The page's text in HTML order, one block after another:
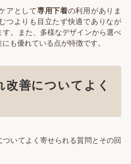
アとして専用下着の利用がありま
つよりも目立たず快適でありなが
す。また、多様なデザインから選べ
も優れている点が特徴です。
改善についてよく
いてよく寄せられる質問とその回